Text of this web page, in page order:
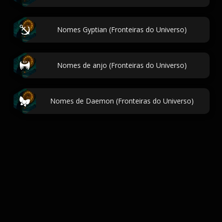
Nomes Gyptian (Fronteiras do Universo)
Nomes de anjo (Fronteiras do Universo)
Nomes de Daemon (Fronteiras do Universo)